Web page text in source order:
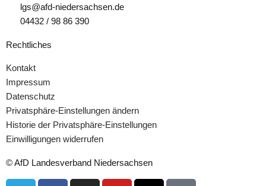
lgs@afd-niedersachsen.de
04432 / 98 86 390
Rechtliches
Kontakt
Impressum
Datenschutz
Privatsphäre-Einstellungen ändern
Historie der Privatsphäre-Einstellungen
Einwilligungen widerrufen
© AfD Landesverband Niedersachsen